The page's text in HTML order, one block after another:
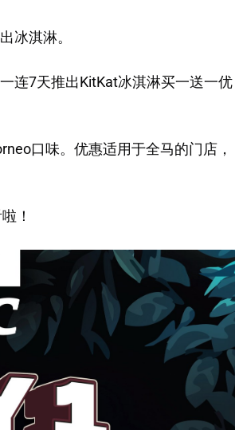
冰淇淋。
连7天推出KitKat冰淇淋买一送一优
口味。优惠适用于全马的门店，
！